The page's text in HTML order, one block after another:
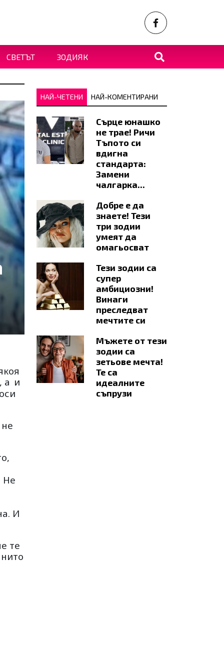
СВЕТЪТ ЗОДИЯК
а и
Не
И
те
НАЙ-ЧЕТЕНИ НАЙ-КОМЕНТИРАНИ
Сърце юнашко
не трае! Ричи
Тъпото си
вдигна
стандарта:
Замени
чалгарка...
Добре е да
знаете! Тези
три зодии
умеят да
омагьосват
Тези зодии са
супер
амбициозни!
Винаги
преследват
мечтите си
Мъжете от тези
зодии са
зетьове мечта!
Те са
идеалните
съпрузи